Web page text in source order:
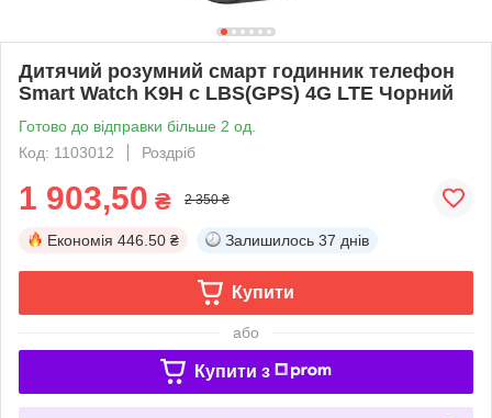
Дитячий розумний смарт годинник телефон
Smart Watch K9H с LBS(GPS) 4G LTE Чорний
Готово до відправки більше 2 од.
Код: 1103012
Роздріб
1 903,50 ₴ 2 350 ₴
Економія 446.50 ₴ Залишилось 37 днів
Купити
або
Купити з